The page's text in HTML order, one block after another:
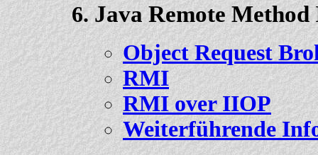
Java Remote
Object Request
RMI
RMI over IIOP
Weiterführende